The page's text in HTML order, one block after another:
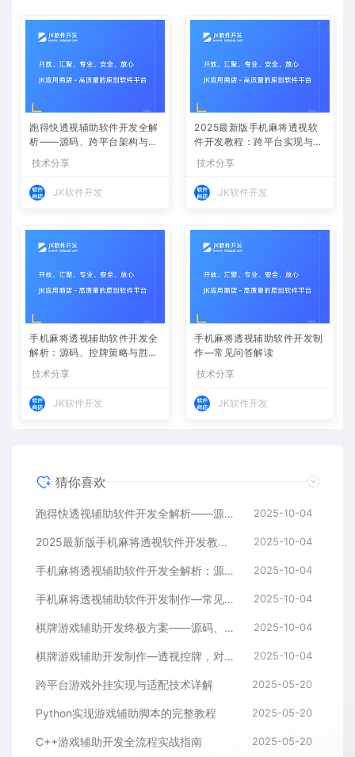
跑得快透视辅助软件开发全解
析——源码、跨平台架构与控
牌算法
技术分享
JK软件开发
2025最新版手机麻将透视软
件开发教程：跨平台实现与安
全防封方案
技术分享
JK软件开发
手机麻将透视辅助软件开发全
解析：源码、控牌策略与胜率
技术分享
JK软件开发
手机麻将透视辅助软件开发制
作—常见问答解读
技术分享
JK软件开发
猜你喜欢
跑得快透视辅助软件开发全解析——源码、跨平台架构与控牌算法 2025-10-04
2025最新版手机麻将透视软件开发教程：跨平台实现与安全防封方案 2025-10-04
手机麻将透视辅助软件开发全解析：源码、控牌策略与胜率调节 2025-10-04
手机麻将透视辅助软件开发制作—常见问答解读 2025-10-04
棋牌游戏辅助开发终极方案——源码、架构与算法全解析 2025-10-04
棋牌游戏辅助开发制作—透视控牌，对局胜率调节源码解析与逻辑全流程 2025-10-04
跨平台游戏外挂实现与适配技术详解 2025-05-20
Python实现游戏辅助脚本的完整教程 2025-05-20
C++游戏辅助开发全流程实战指南 2025-05-20